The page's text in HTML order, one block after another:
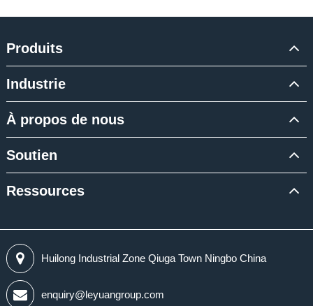
Produits
Industrie
À propos de nous
Soutien
Ressources
Huilong Industrial Zone Qiuga Town Ningbo China
enquiry@leyuangroup.com